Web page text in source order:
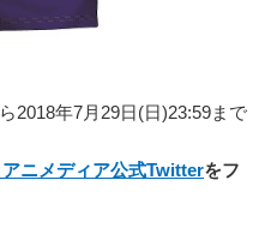
2018年7月29日(日)23:59まで
ニメディア公式Twitterをフ